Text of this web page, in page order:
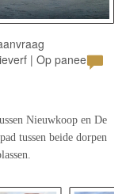
| Op paneel
Nieuwkoop en De
tussen beide dorpen